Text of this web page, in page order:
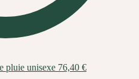
pluie unisexe 76,40 €